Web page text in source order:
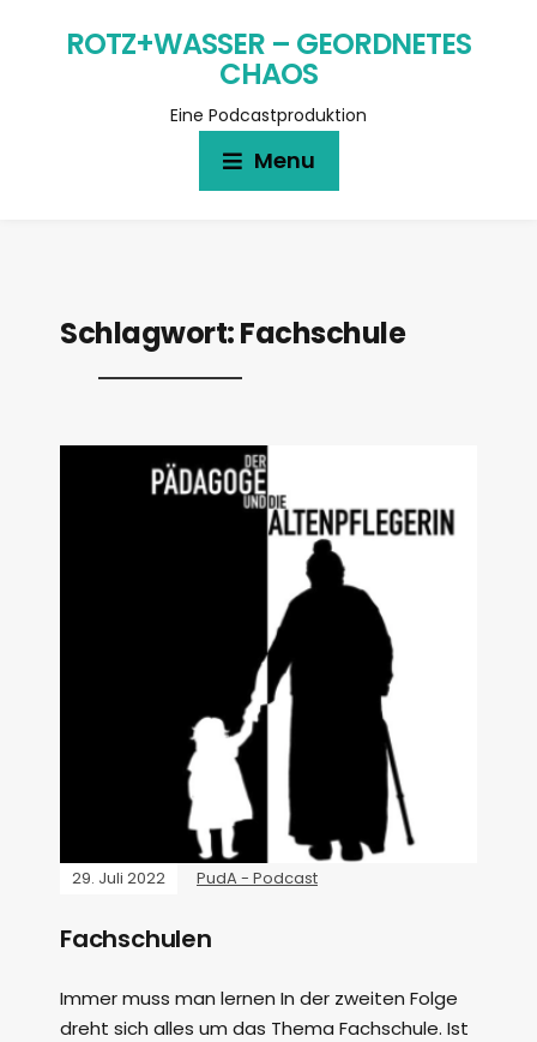
ROTZ+WASSER – GEORDNETES
CHAOS
Eine Podcastproduktion
Menu
Schlagwort:Fachschule
29. Juli 2022 PudA - Podcast
Fachschulen
Immer muss man lernen In der zweiten Folge
dreht sich alles um das Thema Fachschule. Ist